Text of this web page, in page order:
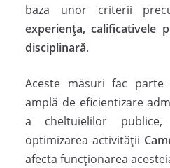
baza unor criterii
experiența, calificativele
disciplinară.
Aceste măsuri fac
amplă de eficientizare
a cheltuielilor
optimizarea activității
afecta funcționarea